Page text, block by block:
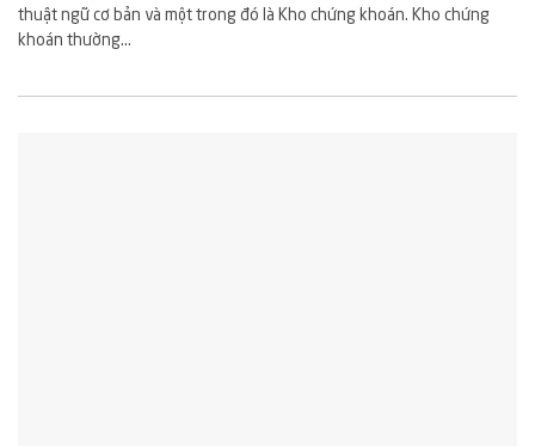
thuật ngữ cơ bản và một trong đó là Kho chứng khoán. Kho chứng
khoán thường...